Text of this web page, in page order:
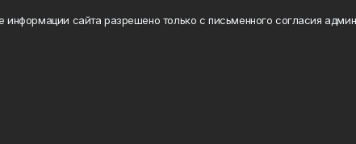
сайта разрешено только с письменного согласия